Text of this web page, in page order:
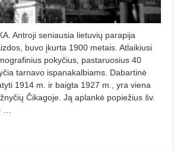
Antroji seniausia lietuvių parapija
buvo įkurta 1900 metais. Atlaikiusi
pokyčius, pastaruosius 40
tarnavo ispanakalbiams. Da­bartinė
1914 m. ir baigta 1927 m., yra viena
Čikagoje. Ją aplankė popiežius šv.
…